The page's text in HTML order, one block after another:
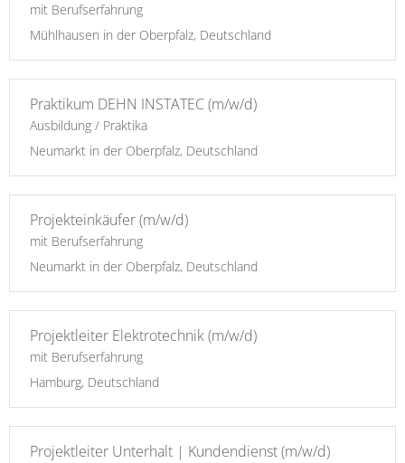
mit Berufserfahrung
Mühlhausen in der Oberpfalz, Deutschland
Praktikum DEHN INSTATEC (m/w/d)
Ausbildung / Praktika
Neumarkt in der Oberpfalz, Deutschland
Projekteinkäufer (m/w/d)
mit Berufserfahrung
Neumarkt in der Oberpfalz, Deutschland
Projektleiter Elektrotechnik (m/w/d)
mit Berufserfahrung
Hamburg, Deutschland
Projektleiter Unterhalt | Kundendienst (m/w/d)